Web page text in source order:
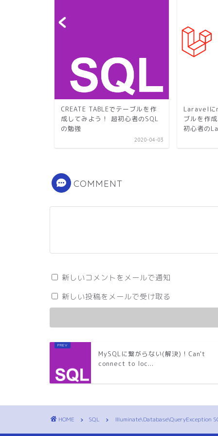
CREATE TABLEでテーブルを作
成してみよう！ 超初心者のSQL
の勉強
2020-04-03
Laravelに
ブルを作
初心者の
COMMENT
新しいコメントをメールで通知
新しい投稿をメールで受け取る
MySQLに繋がらない(解決)！Can't
connect to loc...
HOME SQL Illuminate\Database\QueryException